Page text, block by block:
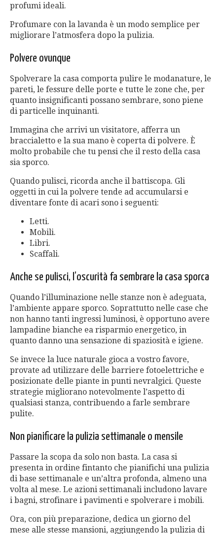
profumi ideali.
Profumare con la lavanda è un modo semplice per
migliorare l’atmosfera dopo la pulizia.
Polvere ovunque
Spolverare la casa comporta pulire le modanature, le
pareti, le fessure delle porte e tutte le zone che, per
quanto insignificanti possano sembrare, sono piene
di particelle inquinanti.
Immagina che arrivi un visitatore, afferra un
braccialetto e la sua mano è coperta di polvere. È
molto probabile che tu pensi che il resto della casa
sia sporco.
Quando pulisci, ricorda anche il battiscopa. Gli
oggetti in cui la polvere tende ad accumularsi e
diventare fonte di acari sono i seguenti:
Letti.
Mobili.
Libri.
Scaffali.
Anche se pulisci, l’oscurità fa sembrare la casa sporca
Quando l’illuminazione nelle stanze non è adeguata,
l’ambiente appare sporco. Soprattutto nelle case che
non hanno tanti ingressi luminosi, è opportuno avere
lampadine bianche ea risparmio energetico, in
quanto danno una sensazione di spaziosità e igiene.
Se invece la luce naturale gioca a vostro favore,
provate ad utilizzare delle barriere fotoelettriche e
posizionate delle piante in punti nevralgici. Queste
strategie migliorano notevolmente l’aspetto di
qualsiasi stanza, contribuendo a farle sembrare
pulite.
Non pianificare la pulizia settimanale o mensile
Passare la scopa da solo non basta. La casa si
presenta in ordine fintanto che pianifichi una pulizia
di base settimanale e un’altra profonda, almeno una
volta al mese. Le azioni settimanali includono lavare
i bagni, strofinare i pavimenti e spolverare i mobili.
Ora, con più preparazione, dedica un giorno del
mese alle stesse mansioni, aggiungendo la pulizia di